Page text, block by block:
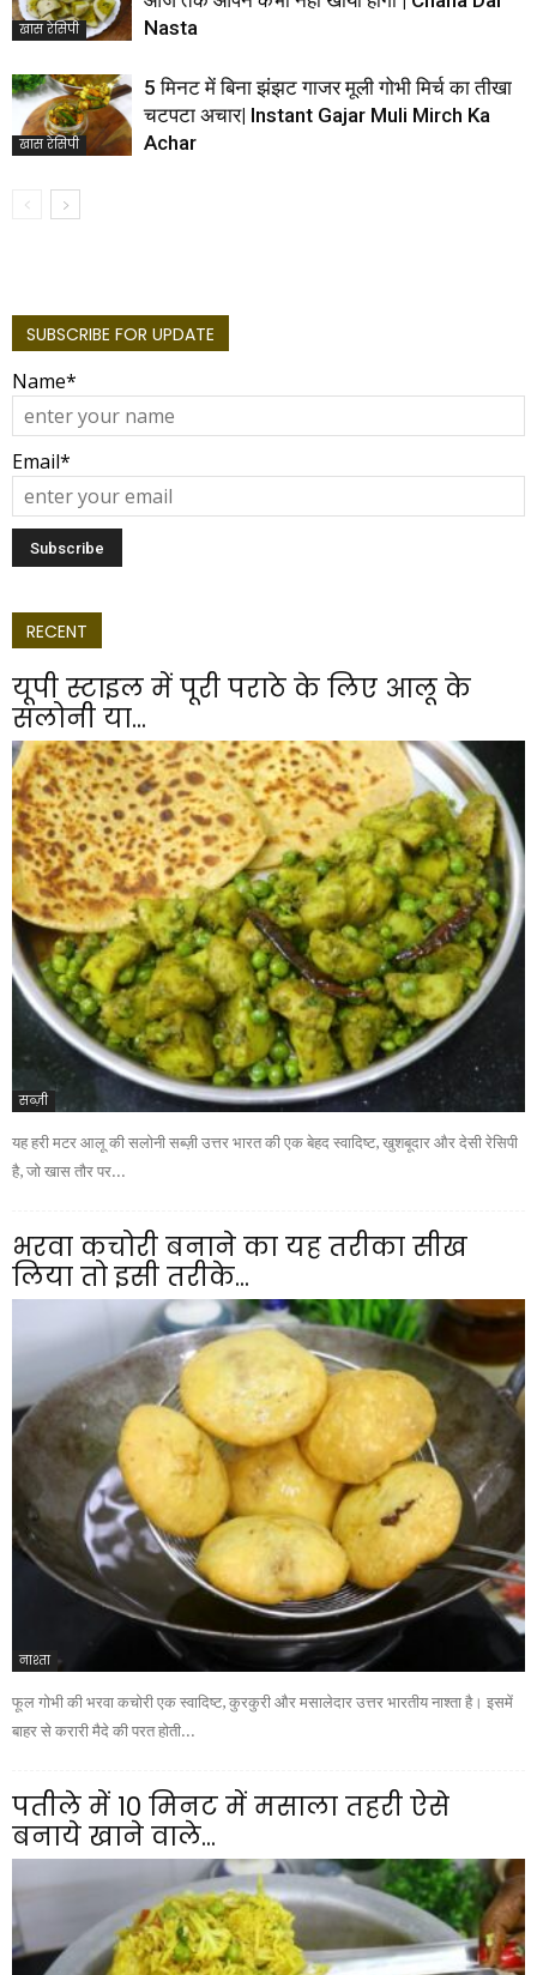
खास रेसिपी
Nasta
खास रेसिपी
5 मिनट में बिना झंझट गाजर मूली गोभी मिर्च का तीखा
चटपटा अचार| Instant Gajar Muli Mirch Ka
Achar
SUBSCRIBE FOR UPDATE
Name*
Email*
RECENT
यूपी स्टाइल में पूरी पराठे के लिए आलू के
सलोनी या...
सब्ज़ी
यह हरी मटर आलू की सलोनी सब्ज़ी उत्तर भारत की एक बेहद स्वादिष्ट, खुशबूदार और देसी रेसिपी
है, जो खास तौर पर...
भरवा कचोरी बनाने का यह तरीका सीख
लिया तो इसी तरीके...
नाश्ता
फूल गोभी की भरवा कचोरी एक स्वादिष्ट, कुरकुरी और मसालेदार उत्तर भारतीय नाश्ता है। इसमें
बाहर से करारी मैदे की परत होती...
पतीले में 10 मिनट में मसाला तहरी ऐसे
बनाये खाने वाले...